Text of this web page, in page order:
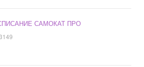
САМОКАТ ПРО